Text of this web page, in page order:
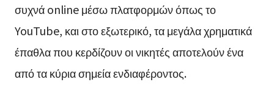
συχνά online μέσω πλατφορμών όπως το
YouTube, και στο εξωτερικό, τα μεγάλα χρηματικά
έπαθλα που κερδίζουν οι νικητές αποτελούν ένα
από τα κύρια σημεία ενδιαφέροντος.